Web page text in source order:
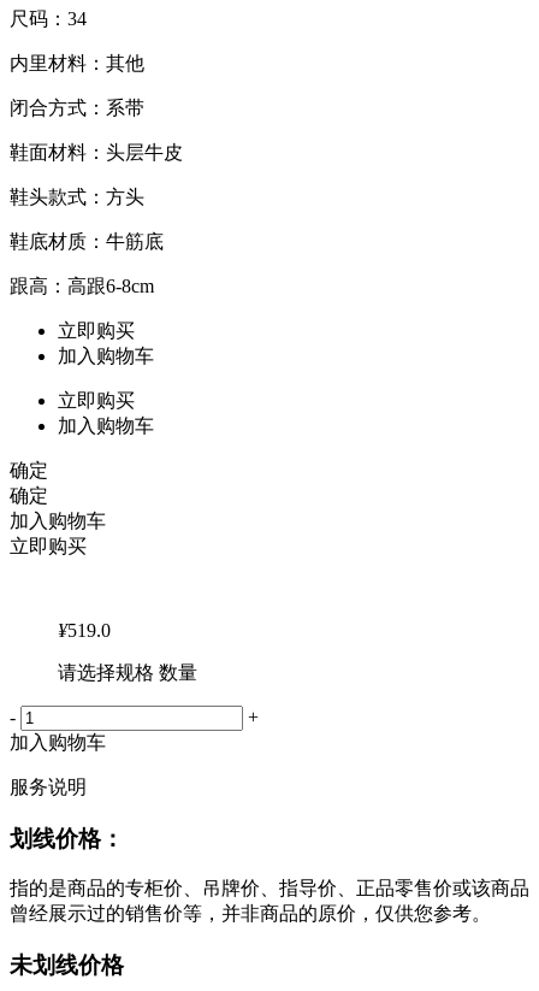
尺码：34
内里材料：其他
闭合方式：系带
鞋面材料：头层牛皮
鞋头款式：方头
鞋底材质：牛筋底
跟高：高跟6-8cm
立即购买
加入购物车
立即购买
加入购物车
确定
确定
加入购物车
立即购买
¥519.0
请选择规格 数量
-
+
加入购物车
服务说明
划线价格：
指的是商品的专柜价、吊牌价、指导价、正品零售价或该商品
曾经展示过的销售价等，并非商品的原价，仅供您参考。
未划线价格